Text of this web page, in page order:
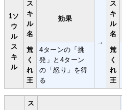
1ソ
ウ
ル
ス
キ
ル
ス
キ
ル
名
効果
→
ス
キ
ル
名
荒
く
れ
王
4ターンの「挑
発」と4ターン
の「怒り」を得
る
荒
く
れ
王
ス